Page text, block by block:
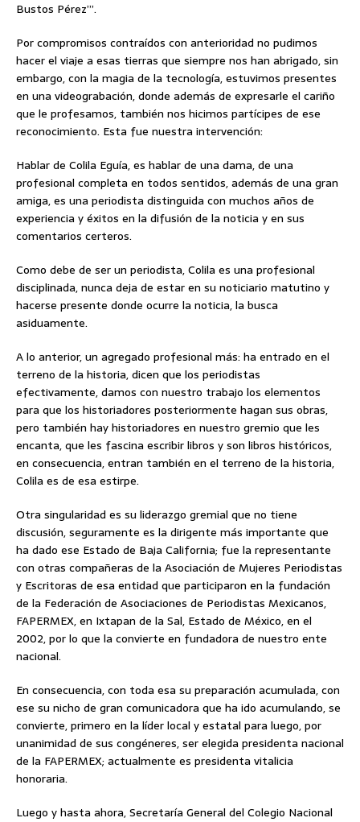
Bustos Pérez’”.
Por compromisos contraídos con anterioridad no pudimos
hacer el viaje a esas tierras que siempre nos han abrigado, sin
embargo, con la magia de la tecnología, estuvimos presentes
en una videograbación, donde además de expresarle el cariño
que le profesamos, también nos hicimos partícipes de ese
reconocimiento. Esta fue nuestra intervención:
Hablar de Colila Eguía, es hablar de una dama, de una
profesional completa en todos sentidos, además de una gran
amiga, es una periodista distinguida con muchos años de
experiencia y éxitos en la difusión de la noticia y en sus
comentarios certeros.
Como debe de ser un periodista, Colila es una profesional
disciplinada, nunca deja de estar en su noticiario matutino y
hacerse presente donde ocurre la noticia, la busca
asiduamente.
A lo anterior, un agregado profesional más: ha entrado en el
terreno de la historia, dicen que los periodistas
efectivamente, damos con nuestro trabajo los elementos
para que los historiadores posteriormente hagan sus obras,
pero también hay historiadores en nuestro gremio que les
encanta, que les fascina escribir libros y son libros históricos,
en consecuencia, entran también en el terreno de la historia,
Colila es de esa estirpe.
Otra singularidad es su liderazgo gremial que no tiene
discusión, seguramente es la dirigente más importante que
ha dado ese Estado de Baja California; fue la representante
con otras compañeras de la Asociación de Mujeres Periodistas
y Escritoras de esa entidad que participaron en la fundación
de la Federación de Asociaciones de Periodistas Mexicanos,
FAPERMEX, en Ixtapan de la Sal, Estado de México, en el
2002, por lo que la convierte en fundadora de nuestro ente
nacional.
En consecuencia, con toda esa su preparación acumulada, con
ese su nicho de gran comunicadora que ha ido acumulando, se
convierte, primero en la líder local y estatal para luego, por
unanimidad de sus congéneres, ser elegida presidenta nacional
de la FAPERMEX; actualmente es presidenta vitalicia
honoraria.
Luego y hasta ahora, Secretaría General del Colegio Nacional